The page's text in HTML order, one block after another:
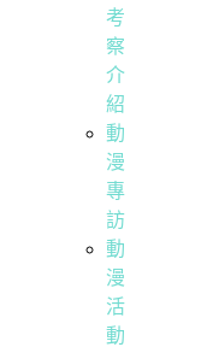
考
察
介
紹
動
漫
專
訪
動
漫
活
動